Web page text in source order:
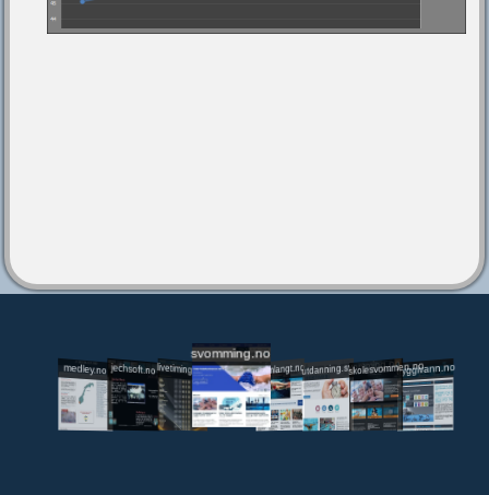
medley.no jechsoft.nolivetiming.medley.no
svomming.no
svomlangt.noutdanning.svomming.no
skolesvommen.notryggivann.no